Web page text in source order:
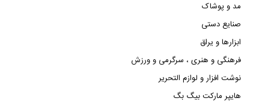
مد و پوشاک
صنایع دستی
ابزارها و یراق
فرهنگی و هنری ، سرگرمی و ورزش
نوشت افزار و لوازم التحریر
هایپر مارکت بیگ بگ